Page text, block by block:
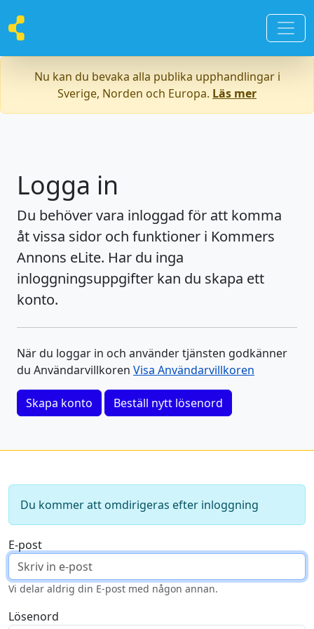
Nu kan du bevaka alla publika upphandlingar i
Sverige, Norden och Europa. Läs mer
Logga in
Du behöver vara inloggad för att komma
åt vissa sidor och funktioner i Kommers
Annons eLite. Har du inga
inloggningsuppgifter kan du skapa ett
konto.
När du loggar in och använder tjänsten godkänner
du Användarvillkoren Visa Användarvillkoren
Skapa konto Beställ nytt lösenord
Du kommer att omdirigeras efter inloggning
E-post
Vi delar aldrig din E-post med någon annan.
Lösenord